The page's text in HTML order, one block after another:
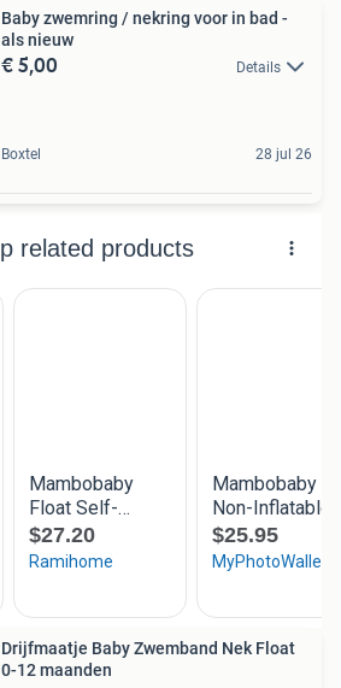
Baby zwemring / nekring voor in bad -
als nieuw
€ 5,00 Details
Boxtel 28 jul 26
Drijfmaatje Baby Zwemband Nek Float
0-12 maanden